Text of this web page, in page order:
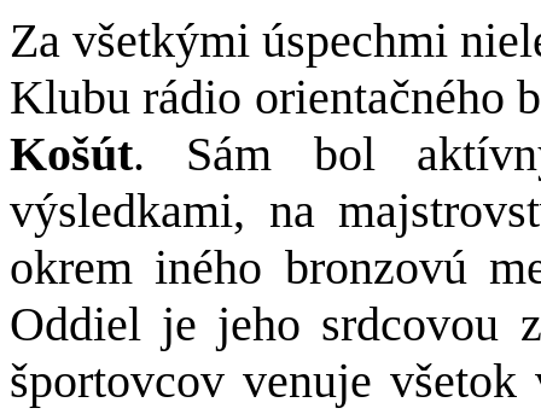
Za všetkými úspechmi
Klubu rádio orientačného
Košút. Sám bol
výsledkami, na
okrem iného bronzovú
Oddiel je jeho srdcovou
športovcov venuje